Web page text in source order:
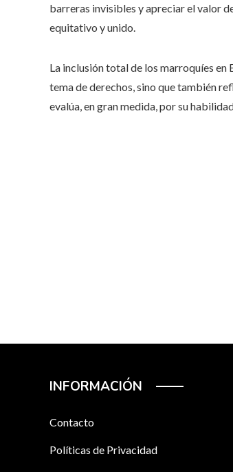
barreras invisibles y apreciar el valor
equitativo y unido.
La inclusión total de los marroquíes en
tema de derechos, sino que también
evalúa, en gran medida, por su
INFORMACIÓN
Contacto
Políticas de Privacidad